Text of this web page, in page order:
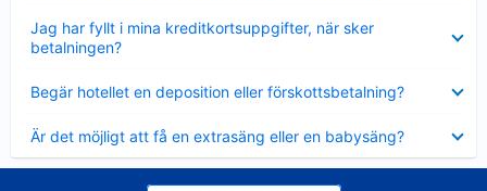
Jag har fyllt i mina kreditkortsuppgifter, när sker
betalningen?
mindre
Begär hotellet en deposition eller förskottsbetalning?
mindre
Är det möjligt att få en extrasäng eller en babysäng?
mindre